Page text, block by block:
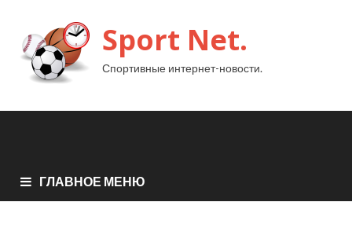
Sport Net.
Спортивные интернет-новости.
ГЛАВНОЕ МЕНЮ